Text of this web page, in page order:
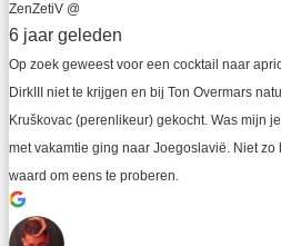
ZenZetiV @
6 jaar geleden
Op zoek geweest voor een cocktail naar
DirkIII niet te krijgen en bij Ton Overmars
Kruškovac (perenlikeur) gekocht. Was mijn
met vakamtie ging naar Joegoslavië. Niet
waard om eens te proberen.